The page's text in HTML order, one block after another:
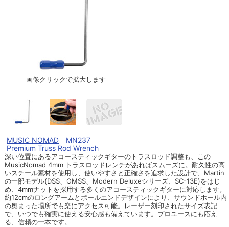
画像クリックで拡大します
MUSIC NOMAD MN237
Premium Truss Rod Wrench
深い位置にあるアコースティックギターのトラスロッド調整も、この
MusicNomad 4mm トラスロッドレンチがあればスムーズに。耐久性の高
いスチール素材を使用し、使いやすさと正確さを追求した設計で、Martin
の一部モデル(DSS、OMSS、Modern Deluxeシリーズ、SC-13E)をはじ
め、4mmナットを採用する多くのアコースティックギターに対応します。
約12cmのロングアームとボールエンドデザインにより、サウンドホール内
の奥まった場所でも楽にアクセス可能。レーザー刻印されたサイズ表記
で、いつでも確実に使える安心感も備えています。プロユースにも応え
る、信頼の一本です。